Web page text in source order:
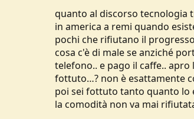
quanto al discorso tecnologia
in america a remi quando
pochi che rifiutano il
cosa c'è di male se anziché
telefono.. e pago il caffe.. apro
fottuto…? non è esattamente
poi sei fottuto tanto quanto lo
la comodità non va mai